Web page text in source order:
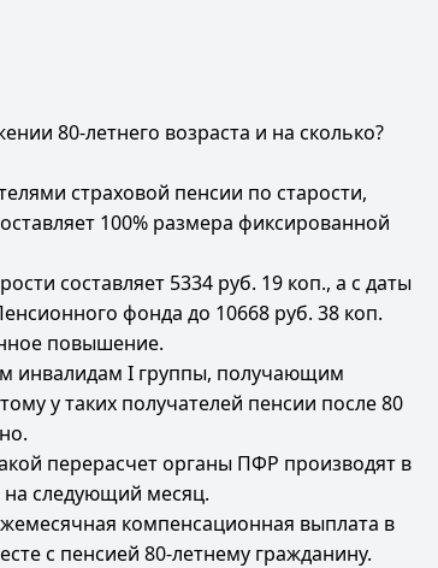
80-летнего возраста и на сколько?
страховой пенсии по старости,
100% размера фиксированной
составляет 5334 руб. 19 коп., а с даты
фонда до 10668 руб. 38 коп.
повышение.
инвалидам I группы, получающим
у таких получателей пенсии после 80
перерасчет органы ПФР производят в
на следующий месяц.
компенсационная выплата в
с пенсией 80-летнему гражданину.